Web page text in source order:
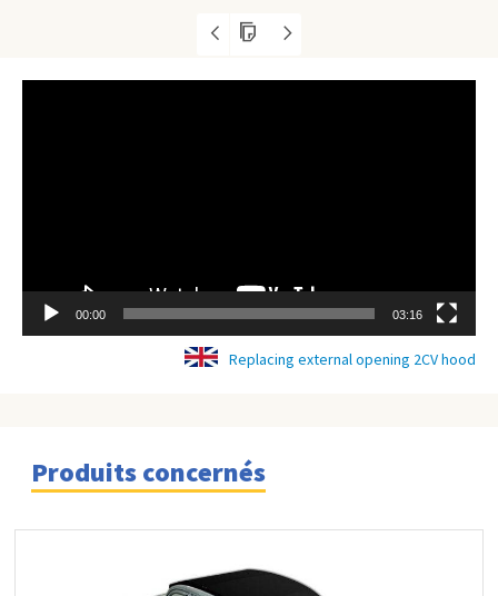
00:00 03:16
Replacing external opening 2CV hood
Produits concernés